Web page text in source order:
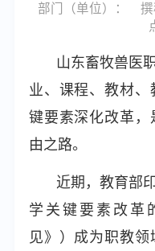
部门（单位）： 撰
山东畜牧兽医
业、课程、教材
键要素深化改革
由之路。
近期，教育部
学关键要素改革
见》）成为职教